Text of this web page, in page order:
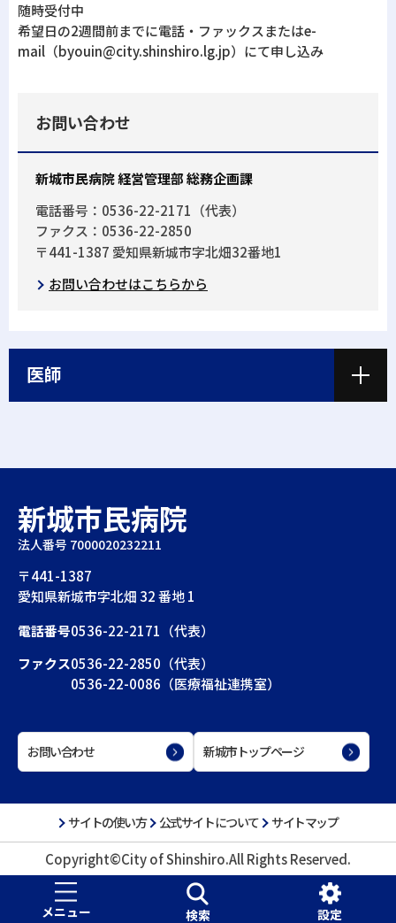
メニュー 検索 設定
随時受付中
希望日の2週間前までに電話・ファックスまたはe-
mail（byouin@city.shinshiro.lg.jp）にて申し込み
お問い合わせ
新城市民病院 経営管理部 総務企画課
電話番号：0536-22-2171（代表）
ファクス：0536-22-2850
〒441-1387 愛知県新城市字北畑32番地1
お問い合わせはこちらから
医師
新城市民病院
法人番号 7000020232211
〒441-1387
愛知県新城市字北畑 32 番地 1
電話番号0536-22-2171（代表）
ファクス0536-22-2850（代表）
0536-22-0086（医療福祉連携室）
お問い合わせ 新城市トップページ
サイトの使い方 公式サイトについて サイトマップ
Copyright©City of Shinshiro.All Rights Reserved.